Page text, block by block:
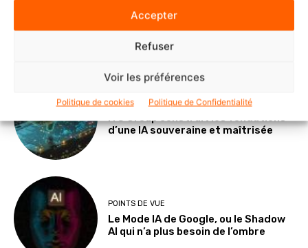
Accepter
Refuser
Voir les préférences
Politique de cookies Politique de Confidentialité
SOLUTIONS ET SERVICES
ITS Group construit les fondations
d’une IA souveraine et maîtrisée
POINTS DE VUE
Le Mode IA de Google, ou le Shadow
AI qui n’a plus besoin de l’ombre